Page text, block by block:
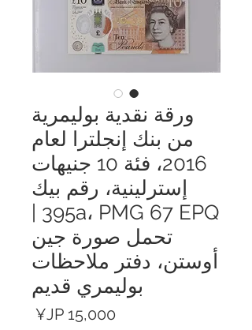
ورقة نقدية بوليمرية
من بنك إنجلترا لعام
2016، فئة 10 جنيهات
إسترلينية، رقم بيك
تحمل صورة جين
أوستن، دفتر ملاحظات
بوليمري قديم